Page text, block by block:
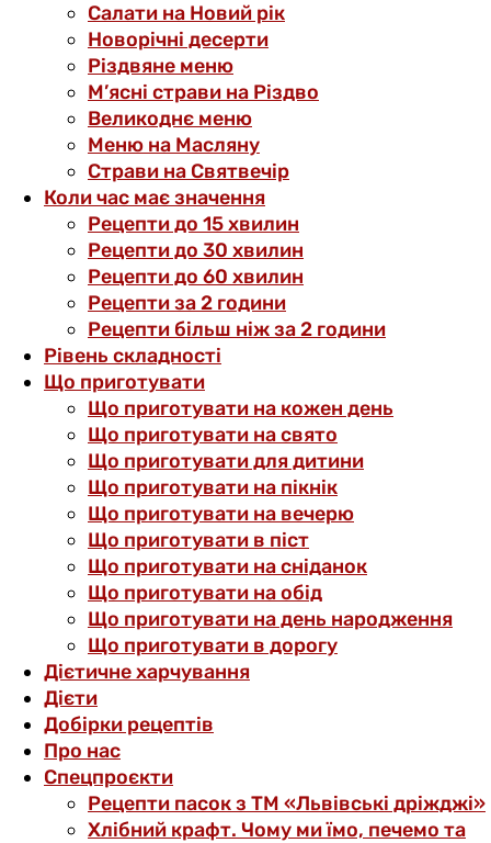
Салати на Новий рік
Новорічні десерти
Різдвяне меню
М’ясні страви на Різдво
Великоднє меню
Меню на Масляну
Страви на Святвечір
Коли час має значення
Рецепти до 15 хвилин
Рецепти до 30 хвилин
Рецепти до 60 хвилин
Рецепти за 2 години
Рецепти більш ніж за 2 години
Рівень складності
Що приготувати
Що приготувати на кожен день
Що приготувати на свято
Що приготувати для дитини
Що приготувати на пікнік
Що приготувати на вечерю
Що приготувати в піст
Що приготувати на сніданок
Що приготувати на обід
Що приготувати на день народження
Що приготувати в дорогу
Дієтичне харчування
Дієти
Добірки рецептів
Про нас
Спецпроєкти
Рецепти пасок з ТМ «Львівські дріжджі»
Хлібний крафт. Чому ми їмо, печемо та